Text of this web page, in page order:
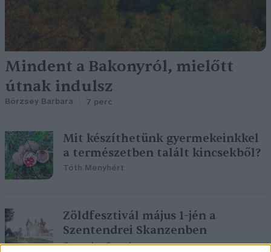
Mindent a Bakonyról, mielőtt
útnak indulsz
Börzsey Barbara 7 perc
Mit készíthetünk gyermekeinkkel
a természetben talált kincsekből?
Tóth Menyhért
Zöldfesztivál május 1-jén a
Szentendrei Skanzenben
Greendex Szemle